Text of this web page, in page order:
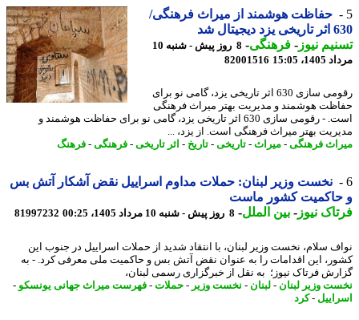
حفاظت هوشمند از میراث فرهنگی/
نیوز-فرهنگی-
8 روز پیش - شنبه 10
15:05
82001516
رقومی سازی 630 اثر تاریخی یزد، گامی نو برای
هوشمند و مدیریت بهتر میراث فرهنگی
است. - رقومی سازی 630 اثر تاریخی یزد، گامی نو برای حفاظت هوشمند و
بهتر میراث فرهنگی است. از یزد، ...
فرهنگی-میراث- تاریخی -تاریخ- اثر تاریخی -فرهنگی-فرهنگ
نخست وزیر لبنان: حملات مداوم اسراییل نقض آشکار آتش بس
کشور ماست
نیوز-بین الملل-8 روز پیش - شنبه 10 مرداد 1405، 00:25 81997232
سلام، نخست وزیر لبنان، با انتقاد شدید از حملات اسراییل در جنوب این
این اقدامات را به عنوان نقض آتش بس و حاکمیت ملی معرفی کرد. - به
فرتاک نیوز؛ به نقل از خبرگزاری رسمی لبنان،
وزیر لبنان-لبنان-نخست وزیر - حملات-فهرست میراث جهانی یونسکو-
-کرد